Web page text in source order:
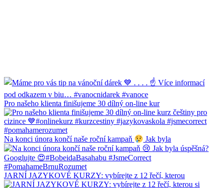
Pro našeho klienta finišujeme 30 dílný on-line kur
Na konci února končí naše roční kampaň Jak byla
JARNÍ JAZYKOVÉ KURZY: vybírejte z 12 řečí, kterou